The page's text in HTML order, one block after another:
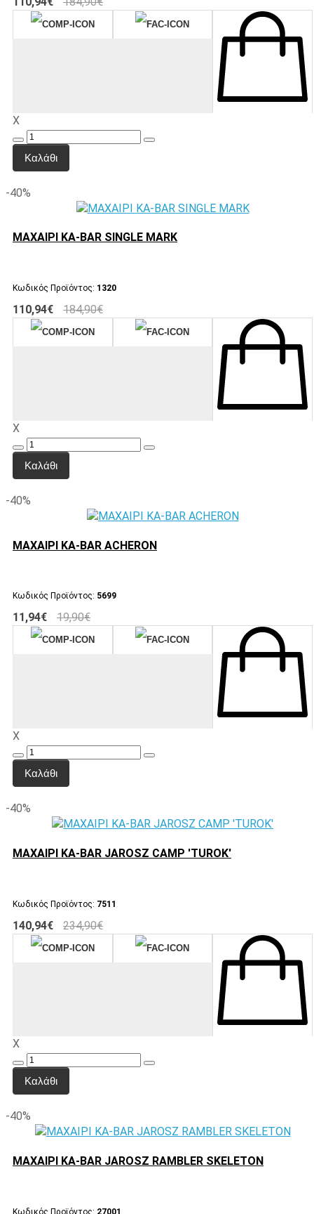
X
Καλάθι
-40%
ΜΑΧΑΙΡΙ KA-BAR SINGLE MARK
Κωδικός Προϊόντος: 1320
110,94€ 184,90€
X
Καλάθι
-40%
ΜΑΧΑΙΡΙ KA-BAR ACHERON
Κωδικός Προϊόντος: 5699
11,94€ 19,90€
X
Καλάθι
-40%
ΜΑΧΑΙΡΙ KA-BAR JAROSZ CAMP 'TUROK'
Κωδικός Προϊόντος: 7511
140,94€ 234,90€
X
Καλάθι
-40%
ΜΑΧΑΙΡΙ KA-BAR JAROSZ RAMBLER SKELETON
Κωδικός Προϊόντος: 27001